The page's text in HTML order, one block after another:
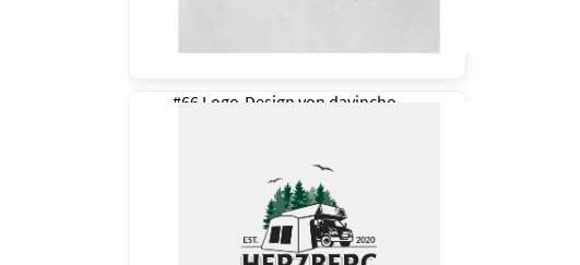
#66 Logo-Design von davincho